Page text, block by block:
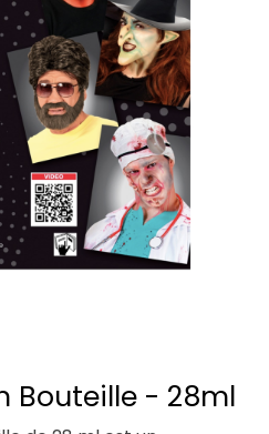
Bouteille - 28ml